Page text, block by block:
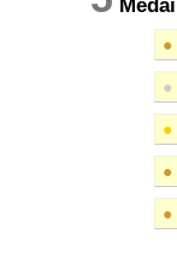
●
●
●
●
●